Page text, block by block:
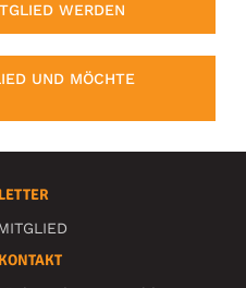
WERDEN
UND MÖCHTE